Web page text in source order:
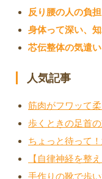
反り腰の人の負
身体って深い、
芯伝整体の気遣
人気記事
筋肉がフワッて
歩くときの足首
ちょっと待って
【自律神経を整
手作りの靴で歩い